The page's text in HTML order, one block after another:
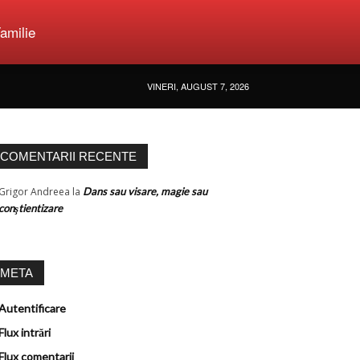
VINERI, AUGUST 7, 2026
COMENTARII RECENTE
Grigor Andreea la Dans sau visare, magie sau
conştientizare
META
intrări
comentarii